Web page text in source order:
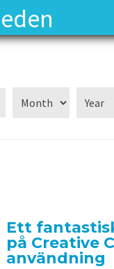
Ett
på Creative
användning